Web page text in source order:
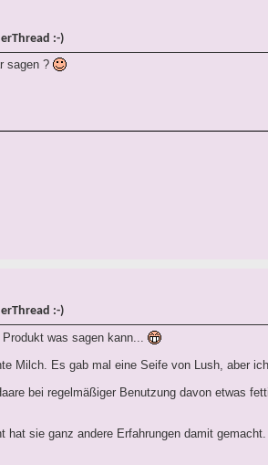
:-)
sagen ?
:-)
was sagen kann...
Milch. Es gab mal eine Seife von Lush, aber
bei regelmäßiger Benutzung davon etwas
sie ganz andere Erfahrungen damit gemacht.